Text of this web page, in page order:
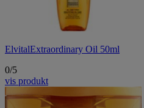
ElvitalExtraordinary Oil 50ml
0/5
vis produkt